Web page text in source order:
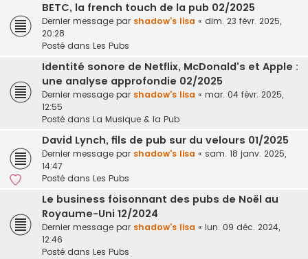
BETC, la french touch de la pub 02/2025
Dernier message par shadow's lisa « dim. 23 févr. 2025,
20:28
Posté dans Les Pubs
Identité sonore de Netflix, McDonald's et Apple :
une analyse approfondie 02/2025
Dernier message par shadow's lisa « mar. 04 févr. 2025,
12:55
Posté dans La Musique & la Pub
David Lynch, fils de pub sur du velours 01/2025
Dernier message par shadow's lisa « sam. 18 janv. 2025,
14:47
Posté dans Les Pubs
Le business foisonnant des pubs de Noël au
Royaume-Uni 12/2024
Dernier message par shadow's lisa « lun. 09 déc. 2024,
12:46
Posté dans Les Pubs